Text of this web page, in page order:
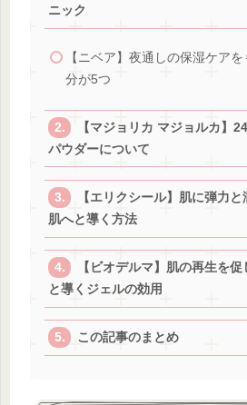
ニック
【ニベア】夜通しの保湿ケア
分が5つ
【マジョリカ マジョルカ】
パウダーについて
【エリクシール】肌に弾力
肌へと導く方法
【ビオデルマ】肌の再生を
と導くジェルの効用
この記事のまとめ